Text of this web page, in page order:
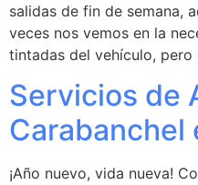
salidas de fin de semana,
veces nos vemos en la
tintadas del vehículo,
Servicios de
Carabanchel
¡Año nuevo, vida nueva!